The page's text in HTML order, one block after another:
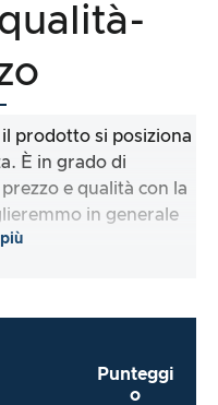
il prodotto si posiziona
È in grado di
e qualità con la
in generale
Punteggi
o